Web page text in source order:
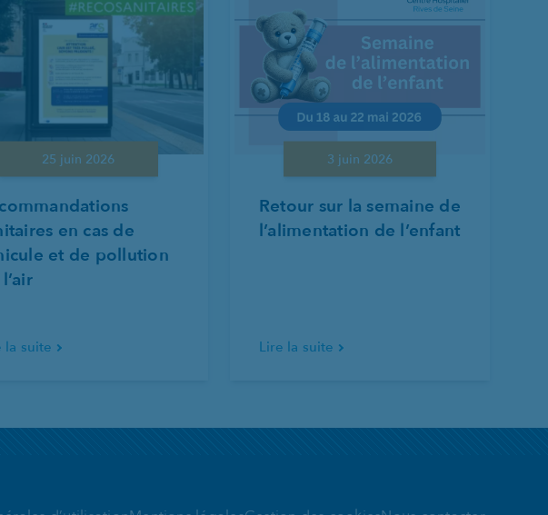
25 juin 2026
en cas de
et de pollution
la suite
3 juin 2026
Retour sur la semaine de
l’alimentation de l’enfant
Lire la suite